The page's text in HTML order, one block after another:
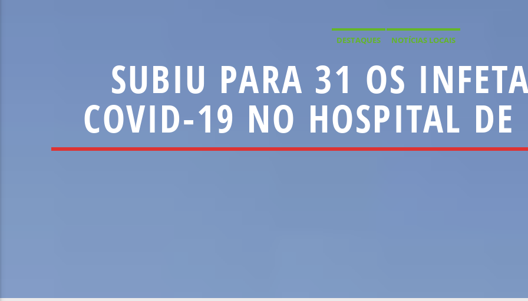
DESTAQUES NOTÍCIAS LOCAIS
SUBIU PARA 31 OS
COVID-19 NO HOSPITAL